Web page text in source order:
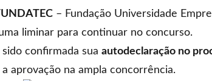
– Fundação Universidade
liminar para continuar no concurso.
confirmada sua autodeclaração no
aprovação na ampla concorrência.